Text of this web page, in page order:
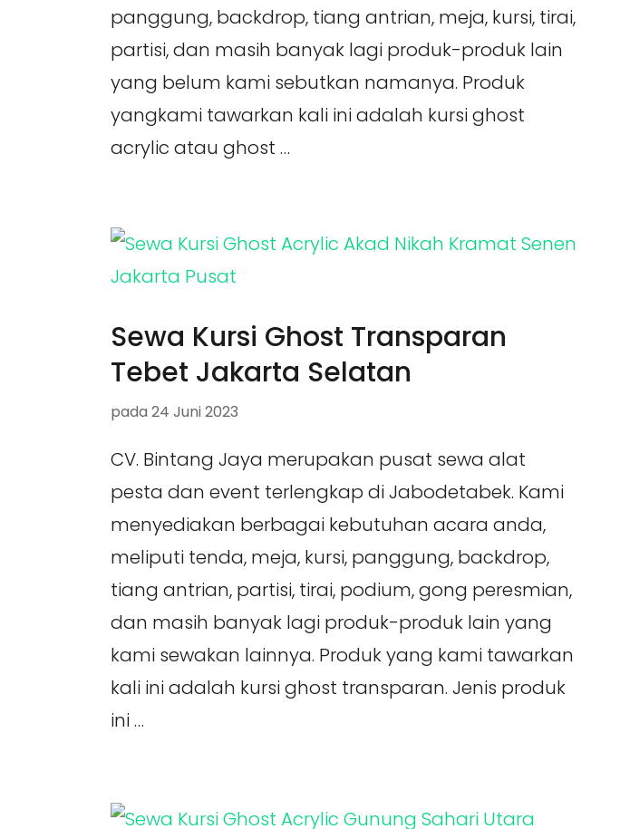
panggung, backdrop, tiang antrian, meja, kursi, tirai,
partisi, dan masih banyak lagi produk-produk lain
yang belum kami sebutkan namanya. Produk
yangkami tawarkan kali ini adalah kursi ghost
acrylic atau ghost …
Sewa Kursi Ghost Transparan
Tebet Jakarta Selatan
pada 24 Juni 2023
CV. Bintang Jaya merupakan pusat sewa alat
pesta dan event terlengkap di Jabodetabek. Kami
menyediakan berbagai kebutuhan acara anda,
meliputi tenda, meja, kursi, panggung, backdrop,
tiang antrian, partisi, tirai, podium, gong peresmian,
dan masih banyak lagi produk-produk lain yang
kami sewakan lainnya. Produk yang kami tawarkan
kali ini adalah kursi ghost transparan. Jenis produk
ini …